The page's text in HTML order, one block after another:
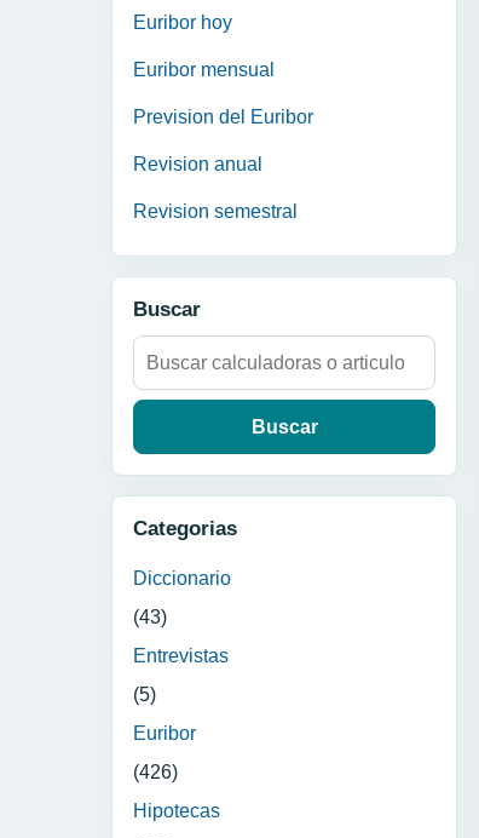
Euribor hoy
Euribor mensual
Prevision del Euribor
Revision anual
Revision semestral
Buscar
Buscar:
Categorias
Diccionario
(43)
Entrevistas
(5)
Euribor
(426)
Hipotecas